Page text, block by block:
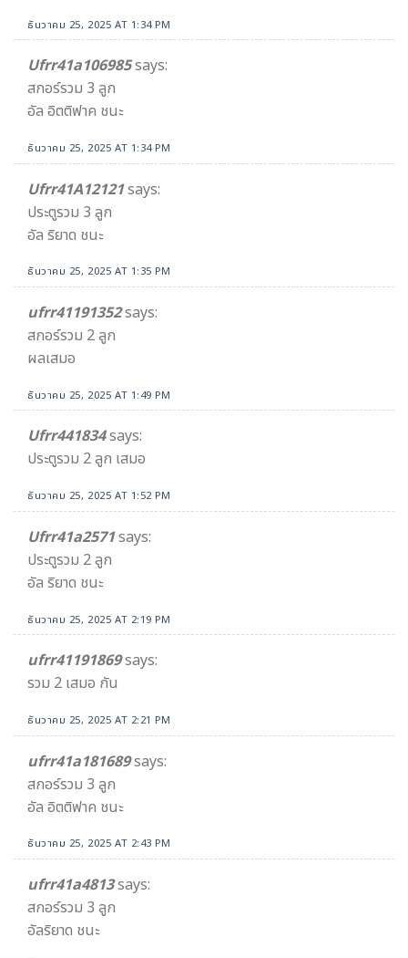
ธันวาคม 25, 2025 AT 1:34 PM
Ufrr41a106985says:
สกอร์รวม 3 ลูก
อัล อิตติฟาค ชนะ
ธันวาคม 25, 2025 AT 1:34 PM
Ufrr41A12121says:
ประตูรวม 3 ลูก
อัล ริยาด ชนะ
ธันวาคม 25, 2025 AT 1:35 PM
ufrr41191352says:
สกอร์รวม 2 ลูก
ผลเสมอ
ธันวาคม 25, 2025 AT 1:49 PM
Ufrr441834says:
ประตูรวม 2 ลูก เสมอ
ธันวาคม 25, 2025 AT 1:52 PM
Ufrr41a2571says:
ประตูรวม 2 ลูก
อัล ริยาด ชนะ
ธันวาคม 25, 2025 AT 2:19 PM
ufrr41191869says:
รวม 2 เสมอ กัน
ธันวาคม 25, 2025 AT 2:21 PM
ufrr41a181689says:
สกอร์รวม 3 ลูก
อัล อิตติฟาค ชนะ
ธันวาคม 25, 2025 AT 2:43 PM
ufrr41a4813says:
สกอร์รวม 3 ลูก
อัลริยาด ชนะ